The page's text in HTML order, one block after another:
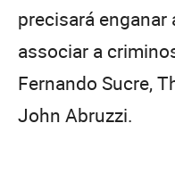
precisará enganar
associar a
Fernando Sucre,
John Abruzzi.